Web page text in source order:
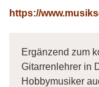
https://
Ergänzend zum
Gitarrenlehrer in
Hobbymusiker